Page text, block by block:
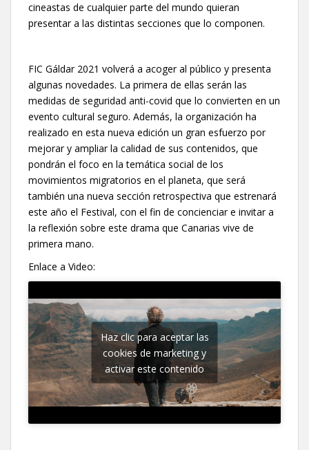
cineastas de cualquier parte del mundo quieran
presentar a las distintas secciones que lo componen.
FIC Gáldar 2021 volverá a acoger al público y presenta
algunas novedades. La primera de ellas serán las
medidas de seguridad anti-covid que lo convierten en un
evento cultural seguro. Además, la organización ha
realizado en esta nueva edición un gran esfuerzo por
mejorar y ampliar la calidad de sus contenidos, que
pondrán el foco en la temática social de los
movimientos migratorios en el planeta, que será
también una nueva sección retrospectiva que estrenará
este año el Festival, con el fin de concienciar e invitar a
la reflexión sobre este drama que Canarias vive de
primera mano.
Enlace a Video:
Haz clic para aceptar las
cookies de marketing y
activar este contenido